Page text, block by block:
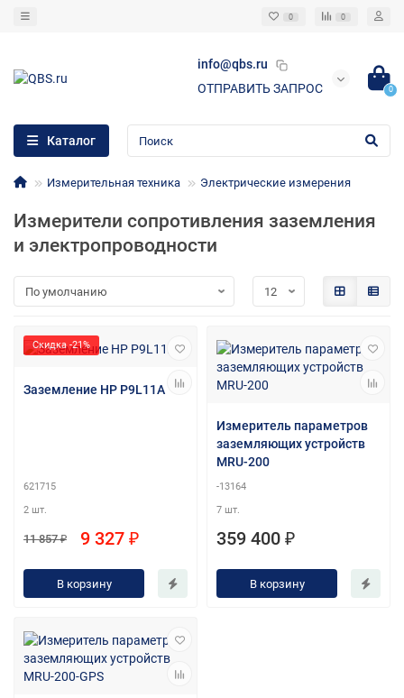
0 0
info@qbs.ru
ОТПРАВИТЬ ЗАПРОС
0
Каталог
Измерительная техника Электрические измерения
Измерители сопротивления заземления
и электропроводности
Скидка -21%
Заземление HP P9L11A
621715
2 шт.
11 857 ₽ 9 327 ₽
В корзину
Измеритель параметров
заземляющих устройств
MRU-200
-13164
7 шт.
359 400 ₽
В корзину